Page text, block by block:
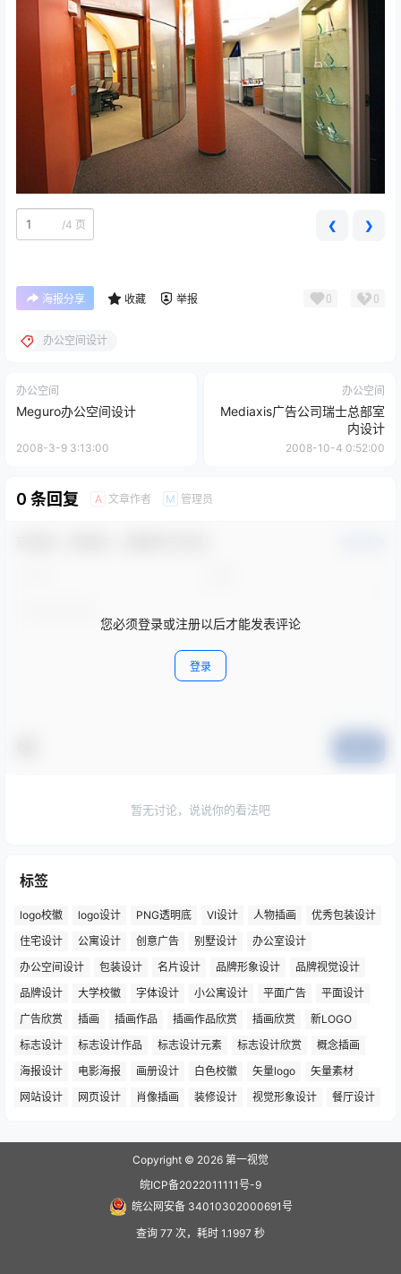
/4 页 ❮ ❯
海报分享 收藏 举报 0 0
办公空间设计
办公空间
Meguro办公空间设计
2008-3-9 3:13:00
办公空间
Mediaxis广告公司瑞士总部室
内设计
2008-10-4 0:52:00
0 条回复 A 文章作者 M 管理员
您必须登录或注册以后才能发表评论
登录
暂无讨论，说说你的看法吧
标签
logo校徽 logo设计 PNG透明底 VI设计 人物插画
优秀包装设计
住宅设计
公寓设计 创意广告 别墅设计
办公室设计
办公空间设计
包装设计 名片设计 品牌形象设计
品牌视觉设计
品牌设计
大学校徽 字体设计 小公寓设计 平面广告
平面设计
广告欣赏
插画 插画作品 插画作品欣赏 插画欣赏
新LOGO
标志设计
标志设计作品 标志设计元素 标志设计欣赏
概念插画
海报设计
电影海报 画册设计 白色校徽 矢量logo
矢量素材
网站设计
网页设计 肖像插画 装修设计 视觉形象设计 餐厅设计
Copyright © 2026 第一视觉
皖ICP备2022011111号-9
皖公网安备 34010302000691号
查询 77 次，耗时 1.1997 秒